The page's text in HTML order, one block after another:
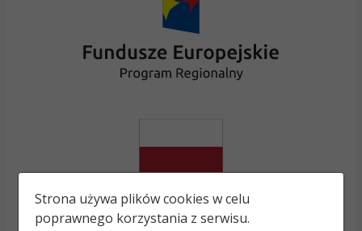
Strona używa plików cookies w celu
poprawnego korzystania z serwisu.